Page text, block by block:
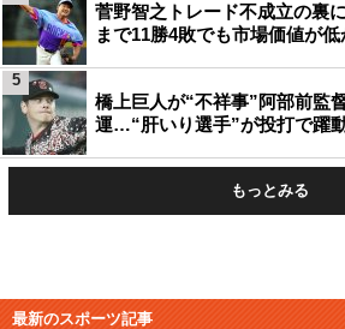
菅野智之トレード不成立の裏
まで11勝4敗でも市場価値が
橋上巨人が“不祥事”阿部前監
運…“肝いり選手”が投打で躍
5
もっとみる
最新のスポーツ記事